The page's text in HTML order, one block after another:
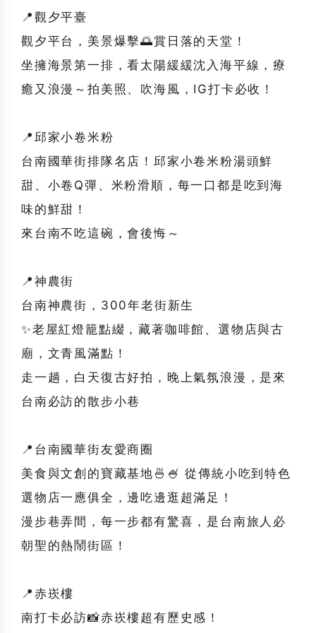
📍觀夕平臺
觀夕平台，美景爆擊🌅賞日落的天堂！
坐擁海景第一排，看太陽緩緩沈入海平線，療
癒又浪漫～拍美照、吹海風，IG打卡必收！
📍邱家小卷米粉
台南國華街排隊名店！邱家小卷米粉湯頭鮮
甜、小卷Q彈、米粉滑順，每一口都是吃到海
味的鮮甜！
來台南不吃這碗，會後悔～
📍神農街
台南神農街，300年老街新生
✨老屋紅燈籠點綴，藏著咖啡館、選物店與古
廟，文青風滿點！
走一趟，白天復古好拍，晚上氣氛浪漫，是來
台南必訪的散步小巷
📍台南國華街友愛商圈
美食與文創的寶藏基地🍜🍧 從傳統小吃到特色
選物店一應俱全，邊吃邊逛超滿足！
漫步巷弄間，每一步都有驚喜，是台南旅人必
朝聖的熱鬧街區！
📍赤崁樓
南打卡必訪📸赤崁樓超有歷史感！